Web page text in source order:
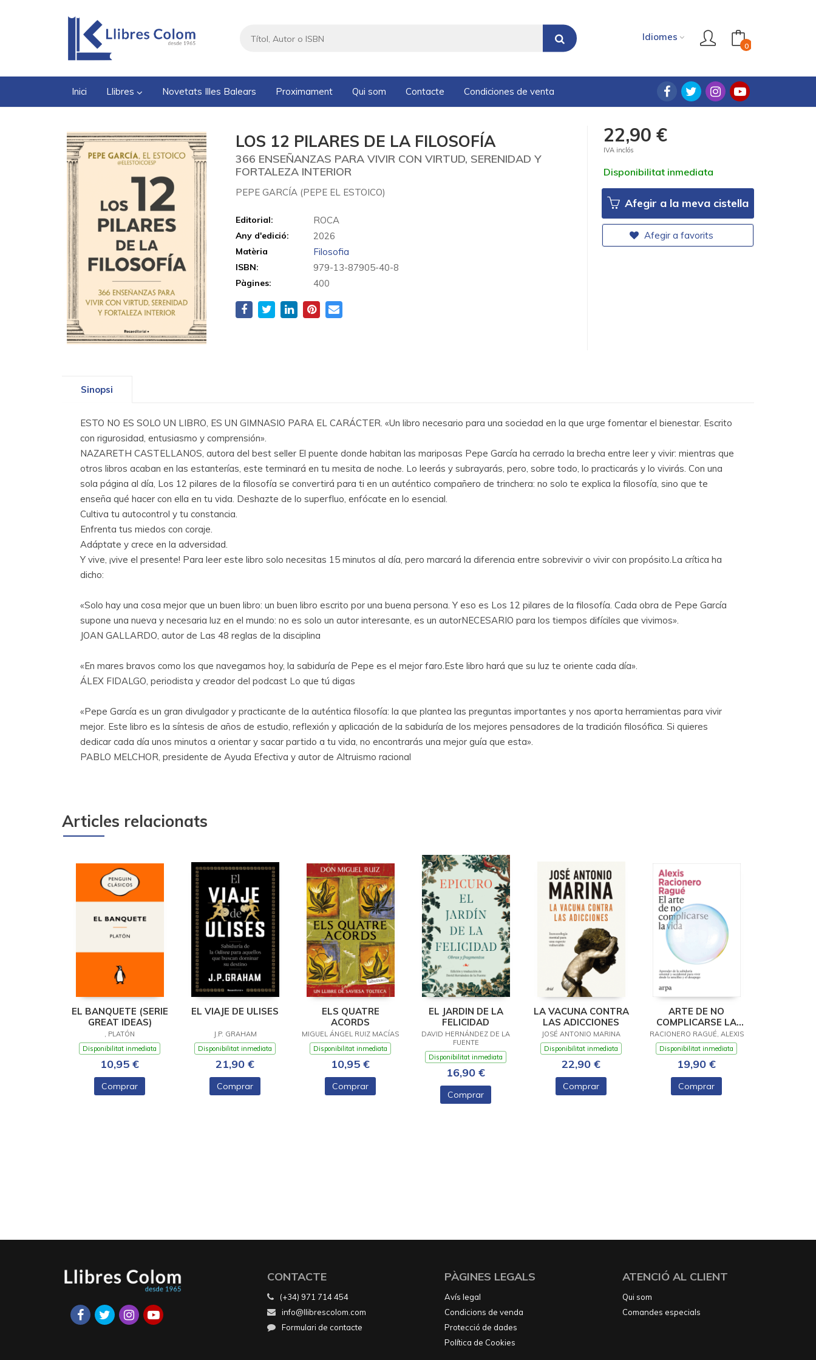
Idiomes
0
Inici Llibres Novetats Illes Balears Proximament Qui som Contacte Condiciones de venta
LOS 12 PILARES DE LA FILOSOFÍA
366 ENSEÑANZAS PARA VIVIR CON VIRTUD, SERENIDAD Y
FORTALEZA INTERIOR
PEPE GARCÍA (PEPE EL ESTOICO)
Editorial: ROCA
Any d'edició: 2026
Matèria Filosofia
ISBN: 979-13-87905-40-8
Pàgines: 400
22,90 €
IVA inclós
Disponibilitat inmediata
Afegir a la meva cistella
Afegir a favorits
Sinopsi
ESTO NO ES SOLO UN LIBRO, ES UN GIMNASIO PARA EL CARÁCTER. «Un libro necesario para una sociedad en la que urge fomentar el bienestar. Escrito
con rigurosidad, entusiasmo y comprensión».
NAZARETH CASTELLANOS, autora del best seller El puente donde habitan las mariposas Pepe García ha cerrado la brecha entre leer y vivir: mientras que
otros libros acaban en las estanterías, este terminará en tu mesita de noche. Lo leerás y subrayarás, pero, sobre todo, lo practicarás y lo vivirás. Con una
sola página al día, Los 12 pilares de la filosofía se convertirá para ti en un auténtico compañero de trinchera: no solo te explica la filosofía, sino que te
enseña qué hacer con ella en tu vida. Deshazte de lo superfluo, enfócate en lo esencial.
Cultiva tu autocontrol y tu constancia.
Enfrenta tus miedos con coraje.
Adáptate y crece en la adversidad.
Y vive, ¡vive el presente! Para leer este libro solo necesitas 15 minutos al día, pero marcará la diferencia entre sobrevivir o vivir con propósito.La crítica ha
dicho:
«Solo hay una cosa mejor que un buen libro: un buen libro escrito por una buena persona. Y eso es Los 12 pilares de la filosofía. Cada obra de Pepe García
supone una nueva y necesaria luz en el mundo: no es solo un autor interesante, es un autorNECESARIO para los tiempos difíciles que vivimos».
JOAN GALLARDO, autor de Las 48 reglas de la disciplina
«En mares bravos como los que navegamos hoy, la sabiduría de Pepe es el mejor faro.Este libro hará que su luz te oriente cada día».
ÁLEX FIDALGO, periodista y creador del podcast Lo que tú digas
«Pepe García es un gran divulgador y practicante de la auténtica filosofía: la que plantea las preguntas importantes y nos aporta herramientas para vivir
mejor. Este libro es la síntesis de años de estudio, reflexión y aplicación de la sabiduría de los mejores pensadores de la tradición filosófica. Si quieres
dedicar cada día unos minutos a orientar y sacar partido a tu vida, no encontrarás una mejor guía que esta».
PABLO MELCHOR, presidente de Ayuda Efectiva y autor de Altruismo racional
Articles relacionats
EL BANQUETE (SERIE
GREAT IDEAS)
, PLATÓN
Disponibilitat inmediata
10,95 €
Comprar
EL VIAJE DE ULISES
J.P. GRAHAM
Disponibilitat inmediata
21,90 €
Comprar
ELS QUATRE
ACORDS
MIGUEL ÁNGEL RUIZ MACÍAS
Disponibilitat inmediata
10,95 €
Comprar
EL JARDIN DE LA
FELICIDAD
DAVID HERNÁNDEZ DE LA
FUENTE
Disponibilitat inmediata
16,90 €
Comprar
LA VACUNA CONTRA
LAS ADICCIONES
JOSÉ ANTONIO MARINA
Disponibilitat inmediata
22,90 €
Comprar
ARTE DE NO
COMPLICARSE LA
VIDA, EL
RACIONERO RAGUÉ, ALEXIS
Disponibilitat inmediata
19,90 €
Comprar
CONTACTE
(+34) 971 714 454
info@llibrescolom.com
Formulari de contacte
PÀGINES LEGALS
Avís legal
Condicions de venda
Protecció de dades
Política de Cookies
ATENCIÓ AL CLIENT
Qui som
Comandes especials